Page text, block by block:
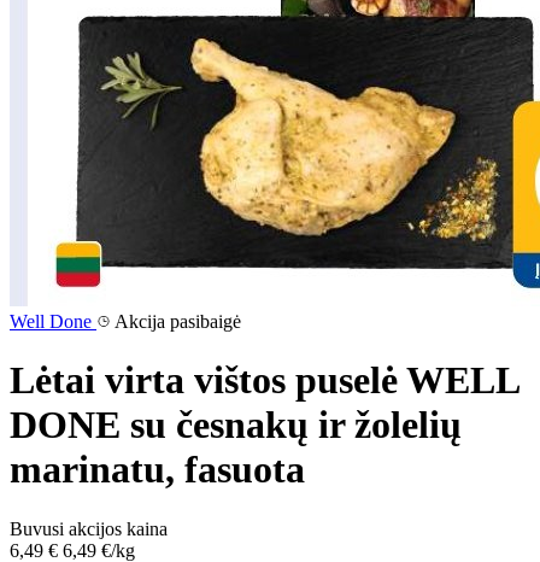
Well Done Akcija pasibaigė
Lėtai virta vištos puselė WELL
DONE su česnakų ir žolelių
marinatu, fasuota
Buvusi akcijos kaina
6,49 € 6,49 €/kg